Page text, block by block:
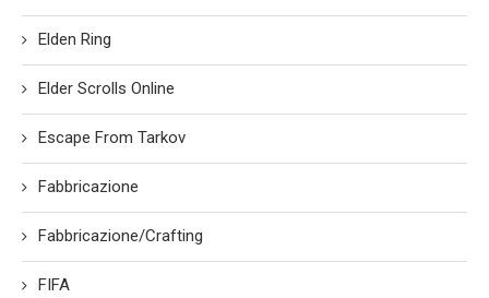
Elden Ring
Elder Scrolls Online
Escape From Tarkov
Fabbricazione
Fabbricazione/Crafting
FIFA